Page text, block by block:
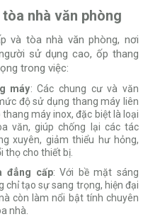
nhà văn phòng
và tòa nhà văn phòng, nơi
sử dụng cao, ốp thang
trong việc:
máy: Các chung cư và văn
độ sử dụng thang máy liên
máy inox, đặc biệt là loại
văn, giúp chống lại các tác
xuyên, giảm thiểu hư hỏng,
thọ cho thiết bị.
đẳng cấp: Với bề mặt sáng
chỉ tạo sự sang trọng, hiện đại
còn làm nổi bật tính chuyên
nhà.